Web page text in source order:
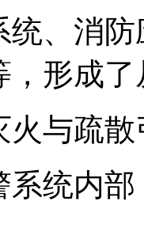
统、消
形成
火与疏
系统内